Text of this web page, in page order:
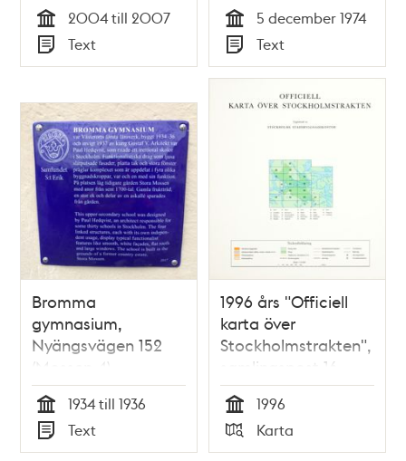
Tid
2004 till 2007
Typ
Text Tid
5 december 1974
Typ
Text
Bromma
gymnasium,
Nyängsvägen 152
(Mossen 4)
Tid
1934 till 1936
Typ
Text
1996 års "Officiell
karta över
Stockholmstrakten",
samlingspost 16
blad
Tid
1996
Typ
Karta